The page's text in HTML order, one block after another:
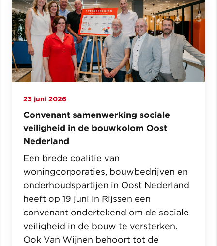
23 juni 2026
Convenant samenwerking sociale
veiligheid in de bouwkolom Oost
Nederland
Een brede coalitie van
woningcorporaties, bouwbedrijven en
onderhoudspartijen in Oost Nederland
heeft op 19 juni in Rijssen een
convenant ondertekend om de sociale
veiligheid in de bouw te versterken.
Ook Van Wijnen behoort tot de